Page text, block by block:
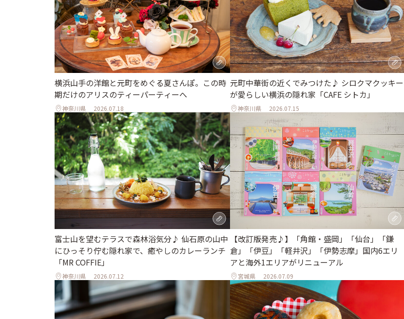
横浜山手の洋館と元町をめぐる夏さんぽ。この時
期だけのアリスのティーパーティーへ
神奈川県 2026.07.18
元町中華街の近くでみつけた♪ シロクマクッキー
が愛らしい横浜の隠れ家「CAFE シトカ」
神奈川県 2026.07.15
富士山を望むテラスで森林浴気分♪ 仙石原の山中
にひっそり佇む隠れ家で、癒やしのカレーランチ
「MR COFFIE」
神奈川県 2026.07.12
【改訂版発売♪】「角館・盛岡」「仙台」「鎌
倉」「伊豆」「軽井沢」「伊勢志摩」国内6エリ
アと海外1エリアがリニューアル
宮城県 2026.07.09